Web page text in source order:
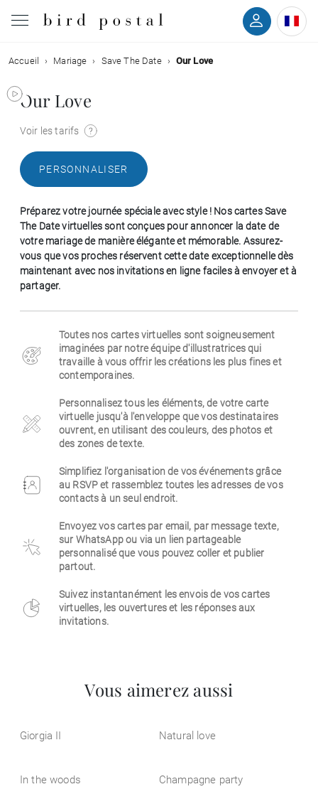
Mariage
Naissance
Communion
Décès
Anniversaire
Entreprise
Accueil Mariage Save The Date Our Love
Our Love
Voir les tarifs
PERSONNALISER
Préparez votre journée spéciale avec style ! Nos cartes Save
The Date virtuelles sont conçues pour annoncer la date de
votre mariage de manière élégante et mémorable. Assurez-
vous que vos proches réservent cette date exceptionnelle dès
maintenant avec nos invitations en ligne faciles à envoyer et à
partager.
Toutes nos cartes virtuelles sont soigneusement
imaginées par notre équipe d'illustratrices qui
travaille à vous offrir les créations les plus fines et
contemporaines.
Personnalisez tous les éléments, de votre carte
virtuelle jusqu'à l'enveloppe que vos destinataires
ouvrent, en utilisant des couleurs, des photos et
des zones de texte.
Simplifiez l'organisation de vos événements grâce
au RSVP et rassemblez toutes les adresses de vos
contacts à un seul endroit.
Envoyez vos cartes par email, par message texte,
sur WhatsApp ou via un lien partageable
personnalisé que vous pouvez coller et publier
partout.
Suivez instantanément les envois de vos cartes
virtuelles, les ouvertures et les réponses aux
invitations.
Vous aimerez aussi
Giorgia II Natural love
In the woods Champagne party